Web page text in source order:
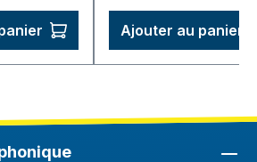
Ajouter au panier